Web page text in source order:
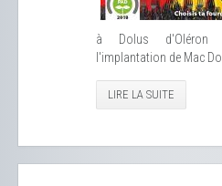
à Dolus d'Oléron
l'implantation de Mac
LIRE LA SUITE